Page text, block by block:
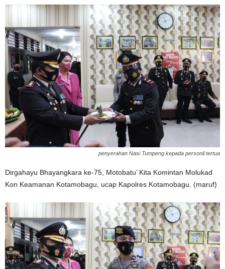
penyerahan Nasi Tumpeng kepada personil tertua
Dirgahayu Bhayangkara ke-75, Motobatu’ Kita Komintan Molukad
Kon Keamanan Kotamobagu, ucap Kapolres Kotamobagu. (maruf)